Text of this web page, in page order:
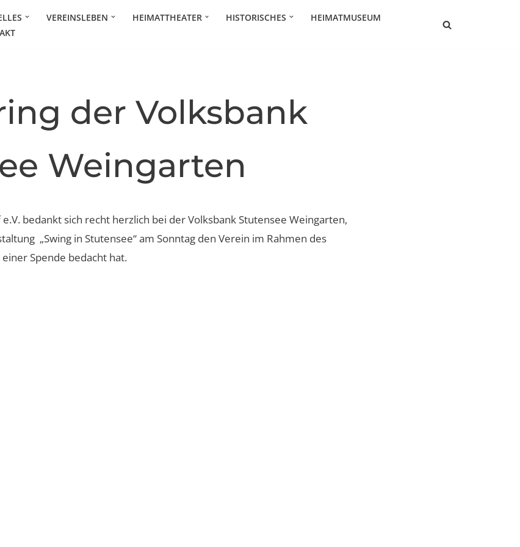
VEREINSLEBEN HEIMATTHEATER HISTORISCHES
HEIMATMUSEUM
der Volksbank
Weingarten
bedankt sich recht herzlich bei der Volksbank Stutensee Weingarten,
„Swing in Stutensee“ am Sonntag den Verein im Rahmen des
Spende bedacht hat.